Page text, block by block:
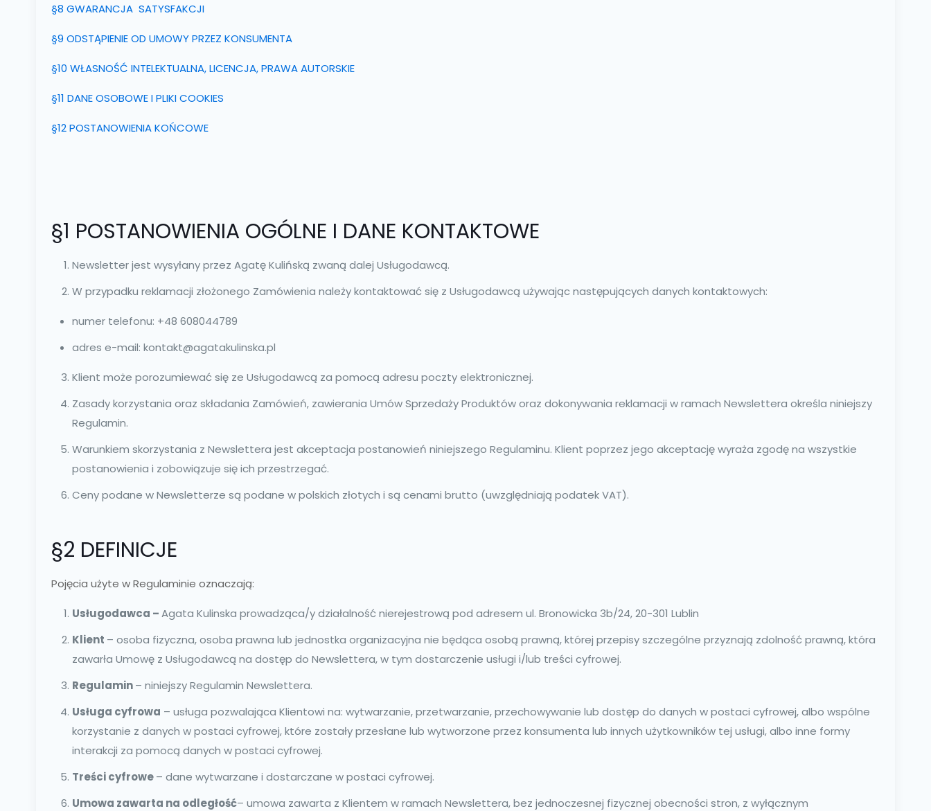
§8 GWARANCJA SATYSFAKCJI
§9 ODSTĄPIENIE OD UMOWY PRZEZ KONSUMENTA
§10 WŁASNOŚĆ INTELEKTUALNA, LICENCJA, PRAWA AUTORSKIE
§11 DANE OSOBOWE I PLIKI COOKIES
§12 POSTANOWIENIA KOŃCOWE
§1 POSTANOWIENIA OGÓLNE I DANE KONTAKTOWE
Newsletter jest wysyłany przez Agatę Kulińską zwaną dalej Usługodawcą.
W przypadku reklamacji złożonego Zamówienia należy kontaktować się z Usługodawcą używając następujących danych kontaktowych:
numer telefonu: +48 608044789
adres e-mail: kontakt@agatakulinska.pl
Klient może porozumiewać się ze Usługodawcą za pomocą adresu poczty elektronicznej.
Zasady korzystania oraz składania Zamówień, zawierania Umów Sprzedaży Produktów oraz dokonywania reklamacji w ramach Newslettera określa niniejszy
Regulamin.
Warunkiem skorzystania z Newslettera jest akceptacja postanowień niniejszego Regulaminu. Klient poprzez jego akceptację wyraża zgodę na wszystkie
postanowienia i zobowiązuje się ich przestrzegać.
Ceny podane w Newsletterze są podane w polskich złotych i są cenami brutto (uwzględniają podatek VAT).
§2 DEFINICJE
Pojęcia użyte w Regulaminie oznaczają:
Usługodawca –Agata Kulinska prowadząca/y działalność nierejestrową pod adresem ul. Bronowicka 3b/24, 20-301 Lublin
Klient – osoba fizyczna, osoba prawna lub jednostka organizacyjna nie będąca osobą prawną, której przepisy szczególne przyznają zdolność prawną, która
zawarła Umowę z Usługodawcą na dostęp do Newslettera, w tym dostarczenie usługi i/lub treści cyfrowej.
Regulamin– niniejszy Regulamin Newslettera.
Usługa cyfrowa – usługa pozwalająca Klientowi na: wytwarzanie, przetwarzanie, przechowywanie lub dostęp do danych w postaci cyfrowej, albo wspólne
korzystanie z danych w postaci cyfrowej, które zostały przesłane lub wytworzone przez konsumenta lub innych użytkowników tej usługi, albo inne formy
interakcji za pomocą danych w postaci cyfrowej.
Treści cyfrowe– dane wytwarzane i dostarczane w postaci cyfrowej.
Umowa zawarta na odległość– umowa zawarta z Klientem w ramach Newslettera, bez jednoczesnej fizycznej obecności stron, z wyłącznym